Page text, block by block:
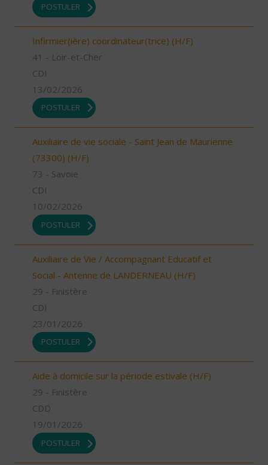
POSTULER
Infirmier(ière) coordinateur(trice) (H/F)
41 - Loir-et-Cher
CDI
13/02/2026
POSTULER
Auxiliaire de vie sociale - Saint Jean de Maurienne
(73300) (H/F)
73 - Savoie
CDI
10/02/2026
POSTULER
Auxiliaire de Vie / Accompagnant Educatif et
Social - Antenne de LANDERNEAU (H/F)
29 - Finistère
CDI
23/01/2026
POSTULER
Aide à domicile sur la période estivale (H/F)
29 - Finistère
CDD
19/01/2026
POSTULER